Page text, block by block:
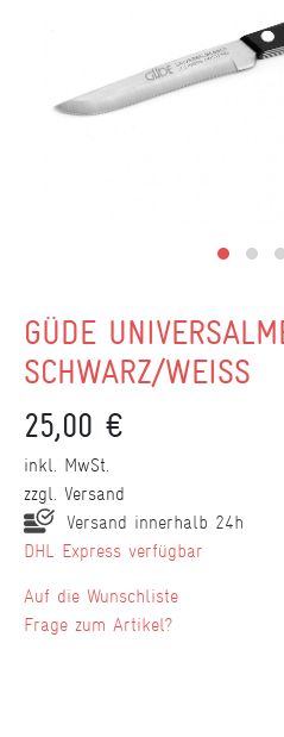
GÜDE
SCHWARZ/WEISS
25,00 €
inkl. MwSt.
zzgl. Versand
Versand innerhalb 24h
DHL Express verfügbar
Wunschliste
Frage zum Artikel?